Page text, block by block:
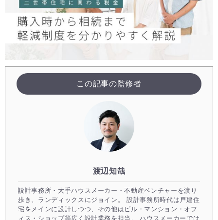
この記事の監修者
渡辺知哉
設計事務所・大手ハウスメーカー・不動産ベンチャーを渡り
歩き、ランディックスにジョイン。 設計事務所時代は戸建住
宅をメインに設計しつつ、その他はビル・マンション・オフ
ィス・ショップ等広く設計業務を担当。 ハウスメーカーでは